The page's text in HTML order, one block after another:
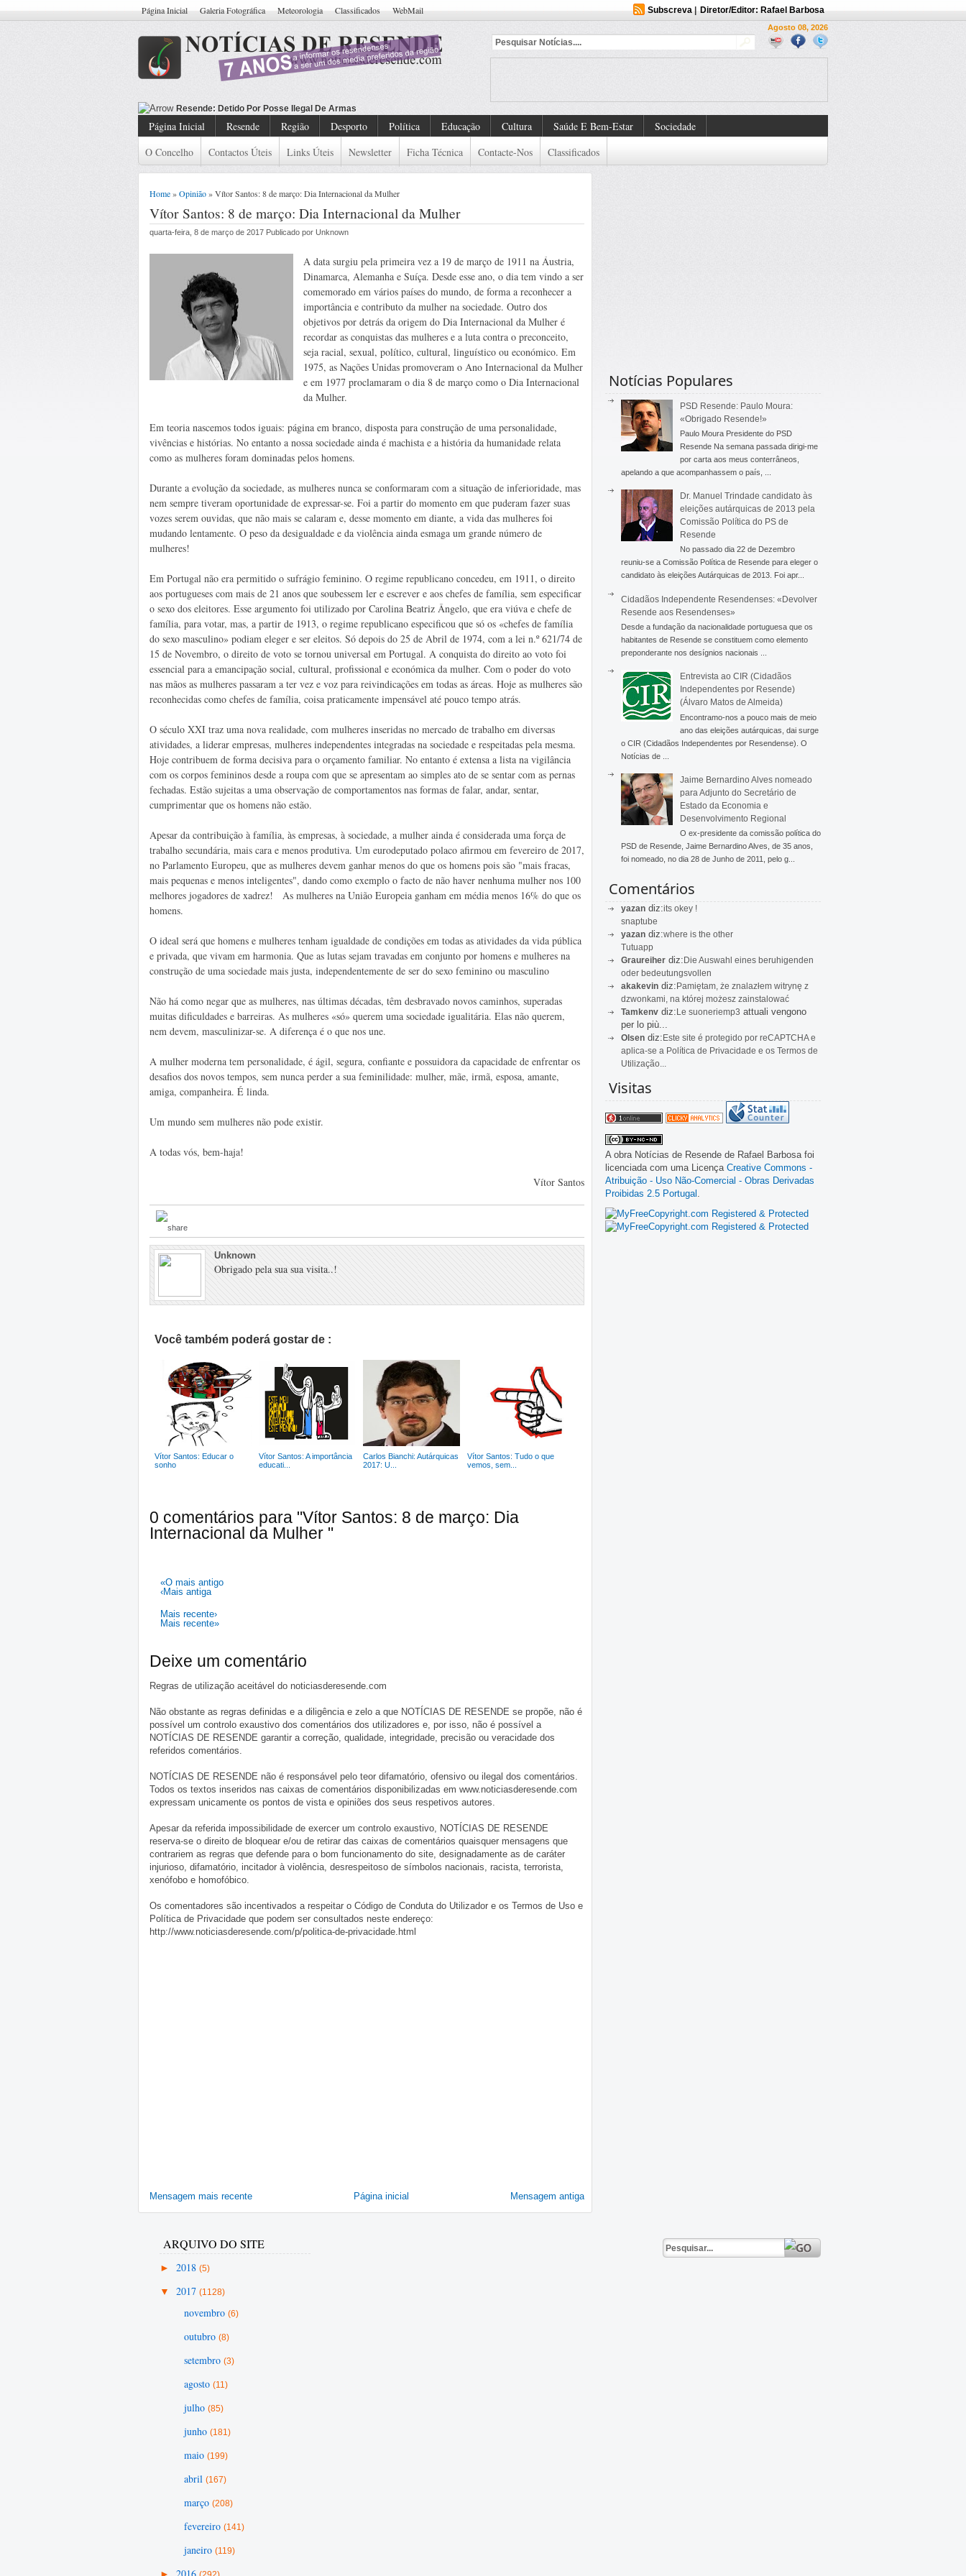
Página Inicial Galeria Fotográfica Meteorologia Classificados WebMail Subscreva| Diretor/Editor: Rafael Barbosa
Agosto 08, 2026
Resende: Detido C
Página Inicial Resende Região Desporto Política Educação Cultura Saúde E Bem-Estar
Sociedade
O Concelho
Contactos Úteis Links Úteis Newsletter Ficha Técnica Contacte-Nos Classificados
Home»Opinião» Vítor Santos: 8 de março: Dia Internacional da Mulher
Vítor Santos: 8 de março: Dia Internacional da Mulher
quarta-feira, 8 de março de 2017 Publicado por Unknown
A data surgiu pela primeira vez a 19 de março de 1911 na Áustria,
Dinamarca, Alemanha e Suíça. Desde esse ano, o dia tem vindo a ser
comemorado em vários países do mundo, de forma a reconhecer a
importância e contributo da mulher na sociedade. Outro dos
objetivos por detrás da origem do Dia Internacional da Mulher é
recordar as conquistas das mulheres e a luta contra o preconceito,
seja racial, sexual, político, cultural, linguístico ou económico. Em
1975, as Nações Unidas promoveram o Ano Internacional da Mulher
e em 1977 proclamaram o dia 8 de março como o Dia Internacional
da Mulher.
Em teoria nascemos todos iguais: página em branco, disposta para construção de uma personalidade,
vivências e histórias. No entanto a nossa sociedade ainda é machista e a história da humanidade relata
como as mulheres foram dominadas pelos homens.
Durante a evolução da sociedade, as mulheres nunca se conformaram com a situação de inferioridade, mas
nem sempre tiveram oportunidade de expressar-se. Foi a partir do momento em que puderam fazer suas
vozes serem ouvidas, que não mais se calaram e, desse momento em diante, a vida das mulheres foi
mudando lentamente. O peso da desigualdade e da violência ainda esmaga um grande número de
mulheres!
Em Portugal não era permitido o sufrágio feminino. O regime republicano concedeu, em 1911, o direito
aos portugueses com mais de 21 anos que soubessem ler e escrever e aos chefes de família, sem especificar
o sexo dos eleitores. Esse argumento foi utilizado por Carolina Beatriz Ângelo, que era viúva e chefe de
família, para votar, mas, a partir de 1913, o regime republicano especificou que só os «chefes de família
do sexo masculino» podiam eleger e ser eleitos. Só depois do 25 de Abril de 1974, com a lei n.º 621/74 de
15 de Novembro, o direito de voto se tornou universal em Portugal. A conquista do direito ao voto foi
essencial para a emancipação social, cultural, profissional e económica da mulher. Com o poder do voto
nas mãos as mulheres passaram a ter vez e voz para reivindicações em todas as áreas. Hoje as mulheres são
reconhecidas como chefes de família, coisa praticamente impensável até pouco tempo atrás.
O século XXI traz uma nova realidade, com mulheres inseridas no mercado de trabalho em diversas
atividades, a liderar empresas, mulheres independentes integradas na sociedade e respeitadas pela mesma.
Hoje contribuem de forma decisiva para o orçamento familiar. No entanto é extensa a lista na vigilância
com os corpos femininos desde a roupa com que se apresentam ao simples ato de se sentar com as pernas
fechadas. Estão sujeitas a uma observação de comportamentos nas formas de falar, andar, sentar,
cumprimentar que os homens não estão.
Apesar da contribuição à família, às empresas, à sociedade, a mulher ainda é considerada uma força de
trabalho secundária, mais cara e menos produtiva. Um eurodeputado polaco afirmou em fevereiro de 2017,
no Parlamento Europeu, que as mulheres devem ganhar menos do que os homens pois são "mais fracas,
mais pequenas e menos inteligentes", dando como exemplo o facto de não haver nenhuma mulher nos 100
melhores jogadores de xadrez! As mulheres na União Europeia ganham em média menos 16% do que os
homens.
O ideal será que homens e mulheres tenham igualdade de condições em todas as atividades da vida pública
e privada, que vivam em harmonia. Que as lutas sejam travadas em conjunto por homens e mulheres na
construção de uma sociedade mais justa, independentemente de ser do sexo feminino ou masculino
Não há como negar que as mulheres, nas últimas décadas, têm desbravado novos caminhos, superadas
muitas dificuldades e barreiras. As mulheres «só» querem uma sociedade igualitária. Elas não querem,
nem devem, masculinizar-se. A diferença é o que nos une.
A mulher moderna tem personalidade, é ágil, segura, confiante e possuidora da capacidade de enfrentar os
desafios dos novos tempos, sem nunca perder a sua feminilidade: mulher, mãe, irmã, esposa, amante,
amiga, companheira. É linda.
Um mundo sem mulheres não pode existir.
A todas vós, bem-haja!
Vítor Santos
Unknown
Obrigado pela sua sua visita..!
Você também poderá gostar de :
Vítor Santos: Educar o
sonho
Vítor Santos: A importância
educati...
Carlos Bianchi: Autárquicas
2017: U...
Vítor Santos: Tudo o que
vemos, sem...
0 comentários para "Vítor Santos: 8 de março: Dia
Internacional da Mulher "
«O mais antigo
‹Mais antiga
Mais recente›
Mais recente»
Deixe um comentário
Regras de utilização aceitável do noticiasderesende.com
Não obstante as regras definidas e a diligência e zelo a que NOTÍCIAS DE RESENDE se propõe, não é
possível um controlo exaustivo dos comentários dos utilizadores e, por isso, não é possível a
NOTÍCIAS DE RESENDE garantir a correção, qualidade, integridade, precisão ou veracidade dos
referidos comentários.
NOTÍCIAS DE RESENDE não é responsável pelo teor difamatório, ofensivo ou ilegal dos comentários.
Todos os textos inseridos nas caixas de comentários disponibilizadas em www.noticiasderesende.com
expressam unicamente os pontos de vista e opiniões dos seus respetivos autores.
Apesar da referida impossibilidade de exercer um controlo exaustivo, NOTÍCIAS DE RESENDE
reserva-se o direito de bloquear e/ou de retirar das caixas de comentários quaisquer mensagens que
contrariem as regras que defende para o bom funcionamento do site, designadamente as de caráter
injurioso, difamatório, incitador à violência, desrespeitoso de símbolos nacionais, racista, terrorista,
xenófobo e homofóbico.
Os comentadores são incentivados a respeitar o Código de Conduta do Utilizador e os Termos de Uso e
Política de Privacidade que podem ser consultados neste endereço:
http://www.noticiasderesende.com/p/politica-de-privacidade.html
Mensagem mais recente Mensagem antiga
Página inicial
Notícias Populares
PSD Resende: Paulo Moura:
«Obrigado Resende!»
Paulo Moura Presidente do PSD
Resende Na semana passada dirigi-me
por carta aos meus conterrâneos,
apelando a que acompanhassem o país, ...
Dr. Manuel Trindade candidato às
eleições autárquicas de 2013 pela
Comissão Política do PS de
Resende
No passado dia 22 de Dezembro
reuniu-se a Comissão Política de Resende para eleger o
candidato às eleições Autárquicas de 2013. Foi apr...
Cidadãos Independente Resendenses: «Devolver
Resende aos Resendenses»
Desde a fundação da nacionalidade portuguesa que os
habitantes de Resende se constituem como elemento
preponderante nos desígnios nacionais ...
Entrevista ao CIR (Cidadãos
Independentes por Resende)
(Álvaro Matos de Almeida)
Encontramo-nos a pouco mais de meio
ano das eleições autárquicas, dai surge
o CIR (Cidadãos Independentes por Resendense). O
Notícias de ...
Jaime Bernardino Alves nomeado
para Adjunto do Secretário de
Estado da Economia e
Desenvolvimento Regional
O ex-presidente da comissão política do
PSD de Resende, Jaime Bernardino Alves, de 35 anos,
foi nomeado, no dia 28 de Junho de 2011, pelo g...
Comentários
yazan diz:its okey !
snaptube
yazan diz:where is the other
Tutuapp
Graureiher diz:Die Auswahl eines beruhigenden
oder bedeutungsvollen
akakevin diz:Pamiętam, że znalazłem witrynę z
dzwonkami, na której możesz zainstalować
Tamkenv diz:Le suoneriemp3 attuali vengono
per lo più...
Olsen diz:Este site é protegido por reCAPTCHA e
aplica-se a Política de Privacidade e os Termos de
Utilização...
Visitas
A obra Notícias de Resende de Rafael Barbosa foi
licenciada com uma Licença Creative Commons -
Atribuição - Uso Não-Comercial - Obras Derivadas
Proibidas 2.5 Portugal
ARQUIVO DO SITE
► 2018 (5)
▼ 2017 (1128)
novembro (6)
outubro (8)
setembro (3)
agosto (11)
julho (85)
junho (181)
maio (199)
abril (167)
março (208)
fevereiro (141)
janeiro (119)